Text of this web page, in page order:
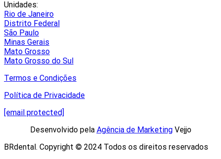
Unidades:
Rio de Janeiro
Distrito Federal
São Paulo
Minas Gerais
Mato Grosso
Mato Grosso do Sul
Termos e Condições
Política de Privacidade
[email protected]
Desenvolvido pela Agência de MarketingVejjo​
BRdental. Copyright © 2024 Todos os direitos reservados